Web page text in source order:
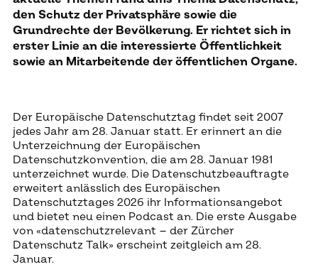
den Schutz der Privatsphäre sowie die
Grundrechte der Bevölkerung. Er richtet sich in
erster Linie an die interessierte Öffentlichkeit
sowie an Mitarbeitende der öffentlichen Organe.
Der Europäische Datenschutztag findet seit 2007
jedes Jahr am 28. Januar statt. Er erinnert an die
Unterzeichnung der Europäischen
Datenschutzkonvention, die am 28. Januar 1981
unterzeichnet wurde. Die Datenschutzbeauftragte
erweitert anlässlich des Europäischen
Datenschutztages 2026 ihr Informationsangebot
und bietet neu einen Podcast an. Die erste Ausgabe
von «datenschutzrelevant – der Zürcher
Datenschutz Talk» erscheint zeitgleich am 28.
Januar.